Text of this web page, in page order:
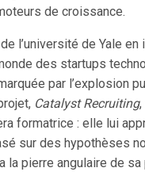
de croissance.
l’université de Yale
des startups
par l’explosion
Catalyst Recruiting,
formatrice : elle lui
sur des hypothèses
la pierre angulaire de